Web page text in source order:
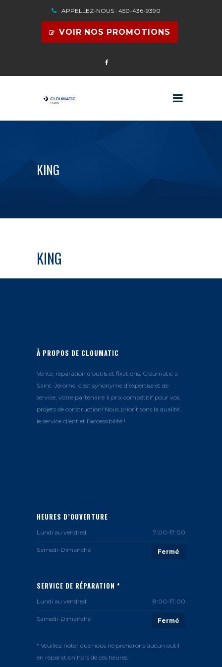
APPELLEZ-NOUS : 450-436-9390
VOIR NOS PROMOTIONS
KING
KING
À PROPOS DE CLOUMATIC
Vente, réparation d’outils et fixations, Cloumatic à
Saint-Jérôme, c’est synonyme d’expertise et de
service, votre partenaire à prix compétitif pour vos
projets de construction! Nous prioritisons la qualité,
le service client et l’accessibilité !
HEURES D’OUVERTURE
Lundi au vendredi 7:00-17:00
Samedi-Dimanche Fermé
SERVICE DE RÉPARATION *
Lundi au vendredi 8:00-17:00
Samedi-Dimanche Fermé
* Veuillez noter que nous ne prendrons aucun outil
en réparation hors de ces heures.